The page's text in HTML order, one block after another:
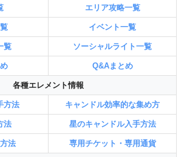
エリア攻略一覧
イベント一覧
覧 ソーシャルライト一覧
Q&Aまとめ
各種エレメント情報
方法 キャンドル効率的な集め方
法 星のキャンドル入手方法
法 専用チケット・専用通貨